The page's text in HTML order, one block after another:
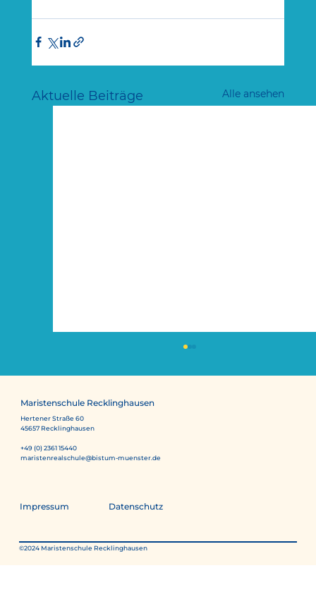
Aktuelle Beiträge Alle ansehen
©2024 Maristenschule Recklinghausen
Maristenschule Recklinghausen
Hertener Straße 60
45657 Recklinghausen
+49 (0) 2361 15440
maristenrealschule@bistum-muenster.de
Datenschutz
Impressum